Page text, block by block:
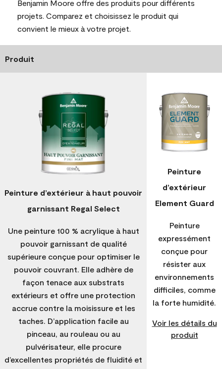
Benjamin Moore offre des produits pour différents
projets. Comparez et choisissez le produit qui
convient le mieux à votre projet.
Produit
Peinture d’extérieur à haut pouvoir
garnissant Regal Select
Une peinture 100 % acrylique à haut
pouvoir garnissant de qualité
supérieure conçue pour optimiser le
pouvoir couvrant. Elle adhère de
façon tenace aux substrats
extérieurs et offre une protection
accrue contre la moisissure et les
taches. D’application facile au
pinceau, au rouleau ou au
pulvérisateur, elle procure
d’excellentes propriétés de fluidité et
Peinture
d’extérieur
Element Guard
Peinture
expressément
conçue pour
résister aux
environnements
difficiles, comme
la forte humidité.
Voir les détails du
produit